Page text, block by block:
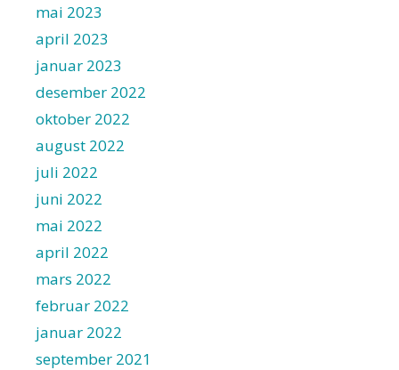
mai 2023
april 2023
januar 2023
desember 2022
oktober 2022
august 2022
juli 2022
juni 2022
mai 2022
april 2022
mars 2022
februar 2022
januar 2022
september 2021